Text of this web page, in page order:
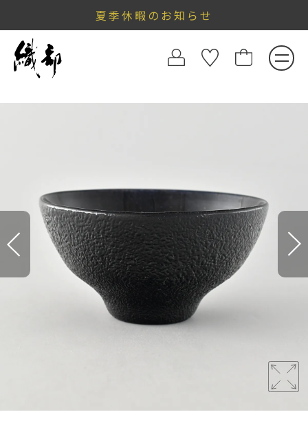
夏季休暇のお知らせ